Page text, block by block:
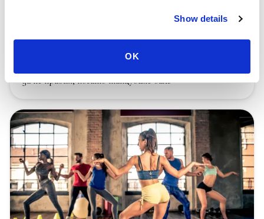
Show details
OK
да не правим, когато танцуваме валс